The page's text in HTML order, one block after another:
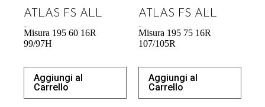
ATLAS FS ALL
Misura 195 60 16R
99/97H
Aggiungi al
Carrello
ATLAS FS ALL
Misura 195 75 16R
107/105R
Aggiungi al
Carrello